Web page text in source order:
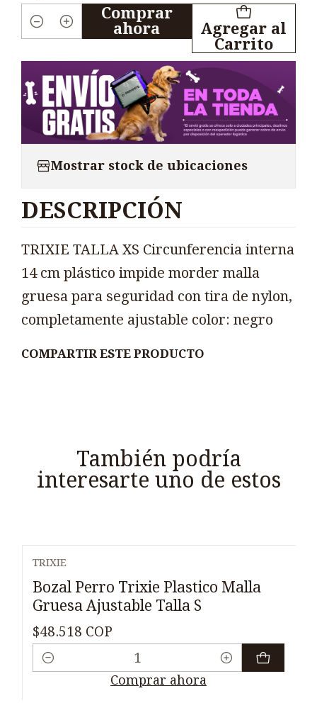
Cantidad
Agregar al
Carrito
Comprar
ahora
Mostrar stock de ubicaciones
DESCRIPCIÓN
TRIXIE TALLA XS Circunferencia interna
14 cm plástico impide morder malla
gruesa para seguridad con tira de nylon,
completamente ajustable color: negro
COMPARTIR ESTE PRODUCTO
También podría
interesarte uno de estos
TRIXIE
Bozal Perro Trixie Plastico Malla
Gruesa Ajustable Talla S
$48.518 COP
Cantidad
Comprar ahora